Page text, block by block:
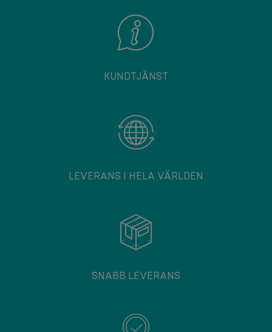
KUNDTJÄNST
LEVERANS I HELA VÄRLDEN
SNABB LEVERANS